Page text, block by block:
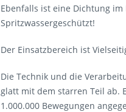
Ebenfalls ist eine Dichtung
Spritzwassergeschützt!
Der Einsatzbereich ist
Die Technik und die
glatt mit dem starren Teil ab.
1.000.000 Bewegungen